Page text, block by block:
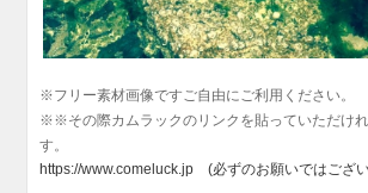
※フリー素材画像ですご自由にご利用ください。
※※その際カムラックのリンクを貼っていただけ
す。
https://www.comeluck.jp (必ずのお願いではござ